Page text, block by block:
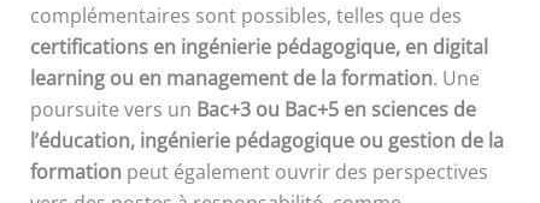
complémentaires sont possibles, telles que des
certifications en ingénierie pédagogique, en digital
learning ou en management de la formation. Une
poursuite vers un Bac+3 ou Bac+5 en sciences de
l’éducation, ingénierie pédagogique ou gestion de la
formation peut également ouvrir des perspectives